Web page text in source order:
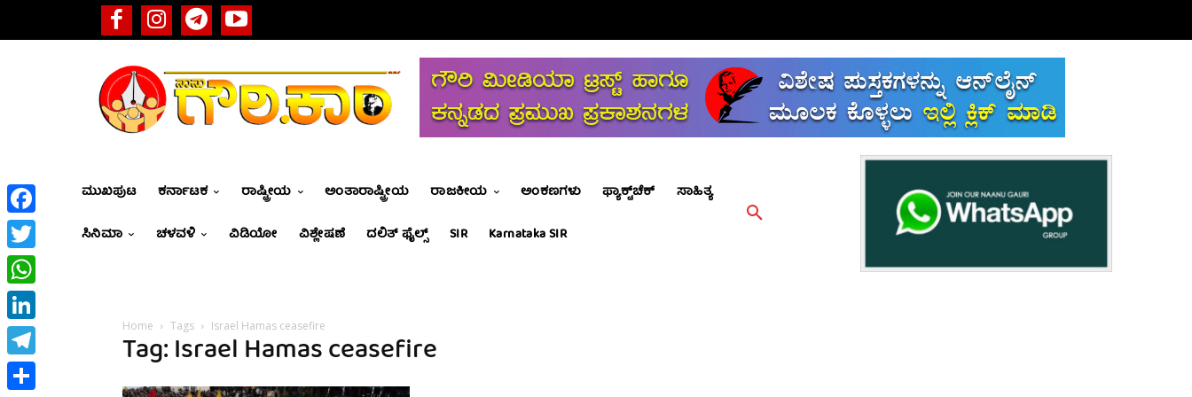
ಮುಖಪುಟ ಕರ್ನಾಟಕ ರಾಷ್ಟ್ರೀಯ ಅಂತಾರಾಷ್ಟ್ರೀಯ ರಾಜಕೀಯ ಅಂಕಣಗಳು ಫ್ಯಾಕ್ಟ್‌ಚೆಕ್
ಸಾಹಿತ್ಯ
ಸಿನಿಮಾ
ಚಳವಳಿ ವಿಡಿಯೋ ವಿಶ್ಲೇಷಣೆ ದಲಿತ್ ಫೈಲ್ಸ್ SIR Karnataka SIR
Home Tags Israel Hamas ceasefire
Tag: Israel Hamas ceasefire
Facebook
Twitter
WhatsApp
LinkedIn
Telegram